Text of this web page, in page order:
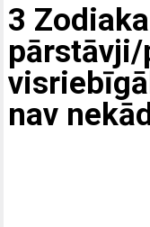
3
pārstāvji/
nav